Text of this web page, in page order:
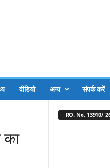
वीडियो अन्य संपर्क करें
का
RO. No. 13910/